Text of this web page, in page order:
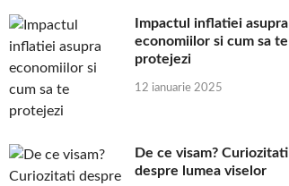
Impactul inflatiei asupra
economiilor si cum sa te
protejezi
12 ianuarie 2025
De ce visam? Curiozitati
despre lumea viselor